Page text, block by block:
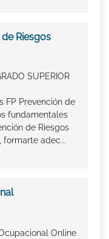
Riesgos
SUPERIOR
FP Prevención de
fundamentales
de Riesgos
formarte adec...
Online